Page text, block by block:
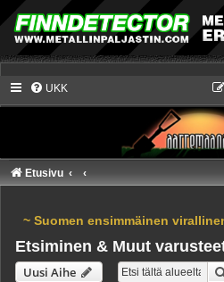
UKK
Etusivu
~ Suomen ensimmäinen
Etsiminen & Muut
Uusi Aihe